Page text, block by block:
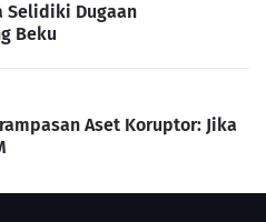
Selidiki Dugaan
Beku
Aset Koruptor: Jika